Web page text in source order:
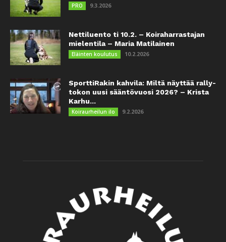
PRO 9.3.2026
Nettiluento ti 10.2. – Koiraharrastajan
mielentila – Maria Matilainen
Eläinten koulutus 10.2.2026
SporttiRakin kahvila: Miltä näyttää rally-
tokon uusi sääntövuosi 2026? – Krista
Karhu...
Koiraurheilun ilo 9.2.2026